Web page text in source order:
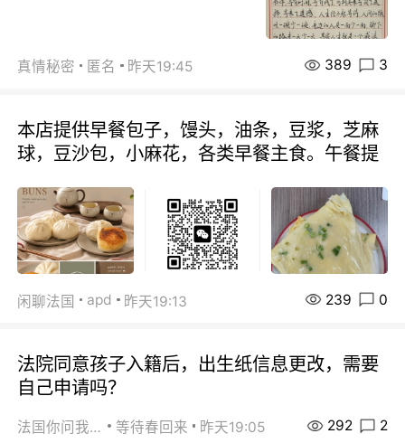
真情秘密 匿名 昨天19:45 389 3
本店提供早餐包子，馒头，油条，豆浆，芝麻
球，豆沙包，小麻花，各类早餐主食。午餐提
闲聊法国 apd 昨天19:13 239 0
法院同意孩子入籍后，出生纸信息更改，需要
自己申请吗？
法国你问我答 等待春回来 昨天19:05 292 2